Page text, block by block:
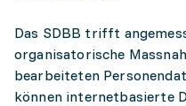
Das SDBB trifft
organisatorische
bearbeiteten
können internetbasierte